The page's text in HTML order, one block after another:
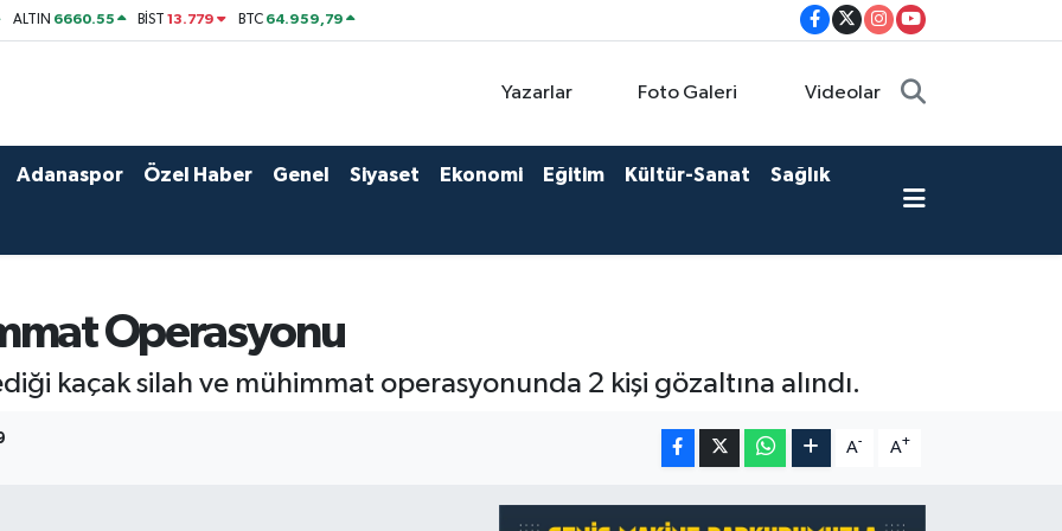
ALTIN 6660.55 BİST13.779 BTC 64.959,79
Yazarlar Foto Galeri Videolar
Adanaspor Özel Haber Genel Siyaset Ekonomi Eğitim Kültür-Sanat Sağlık
Operasyonu
kaçak silah ve mühimmat operasyonunda 2 kişi gözaltına alındı.
A- A+